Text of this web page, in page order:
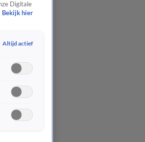
Digitale
Bekijk hier
Altijd actief